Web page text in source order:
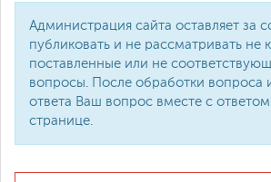
Администрация сайта оставляет за
публиковать и не рассматривать не
поставленные или не
вопросы. После обработки вопроса
ответа Ваш вопрос вместе с ответом
странице.